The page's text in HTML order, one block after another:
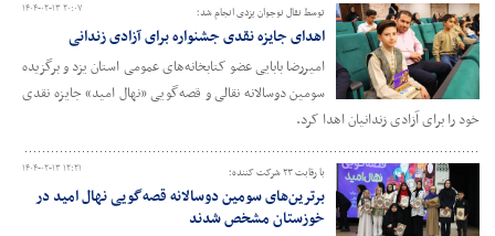
۱۴۰۴-۰۲-۱۳ ۲۰:۰۷ توسط نقال نوجوان یزدی انجام شد؛
اهدای جایزه نقدی جشنواره برای آزادی زندانی
امیررضا بابایی عضو کتابخانه‌های عمومی استان یزد و برگزیده
سومین دوسالانه نقالی و قصه‌گویی «نهال امید» جایزه نقدی
خود را برای آزادی زندانیان اهدا کرد.
۱۴۰۴-۰۲-۱۳ ۱۲:۲۱ با رقابت ۲۳ شرکت کننده؛
برترین‌های سومین دوسالانه قصه‌گویی نهال امید در
خوزستان مشخص شدند